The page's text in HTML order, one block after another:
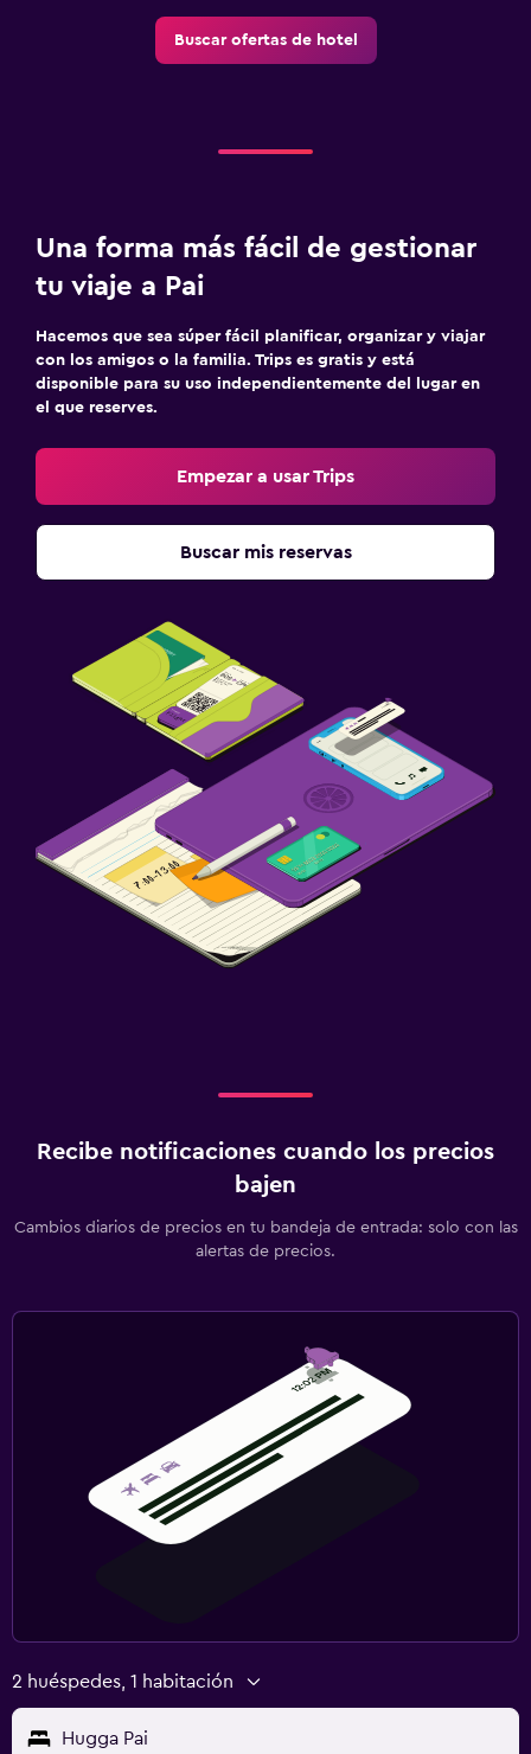
Buscar ofertas de hotel
Una forma más fácil de gestionar
tu viaje a Pai
Hacemos que sea súper fácil planificar, organizar y viajar
con los amigos o la familia. Trips es gratis y está
disponible para su uso independientemente del lugar en
el que reserves.
Empezar a usar Trips
Buscar mis reservas
Recibe notificaciones cuando los precios
bajen
Cambios diarios de precios en tu bandeja de entrada: solo con las
alertas de precios.
2 huéspedes, 1 habitación
Hugga Pai